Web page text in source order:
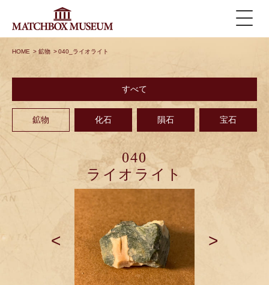
HOME > 鉱物 > 040_ライオライト
すべて
鉱物 化石 隕石 宝石
<
040
ライオライト
>